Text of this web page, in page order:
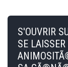
S'OUVRIR
SE